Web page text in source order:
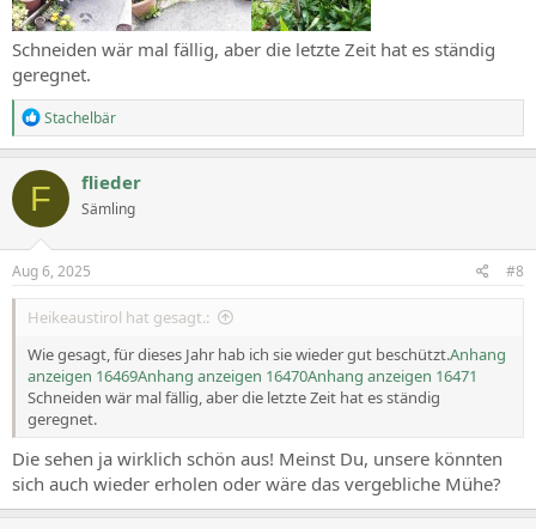
Schneiden wär mal fällig, aber die letzte Zeit hat es ständig
geregnet.
R
e
a
c
t
o
n
s
Stachelbär
F flieder
Sämling
Aug 6, 2025 #8
Heikeaustirol hat gesagt.:
Wie gesagt, für dieses Jahr hab ich sie wieder gut beschützt.Anhang
anzeigen 16469Anhang anzeigen 16470Anhang anzeigen 16471
Schneiden wär mal fällig, aber die letzte Zeit hat es ständig
geregnet.
Die sehen ja wirklich schön aus! Meinst Du, unsere könnten
sich auch wieder erholen oder wäre das vergebliche Mühe?